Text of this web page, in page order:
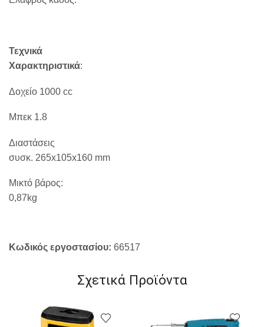
Τεχνικά
Χαρακτηριστικά:
Δοχείο 1000 cc
Μπεκ 1.8
Διαστάσεις
συσκ. 265x105x160 mm
Μικτό βάρος:
0,87kg
Κωδικός εργοστασίου: 66517
Σχετικά Προϊόντα